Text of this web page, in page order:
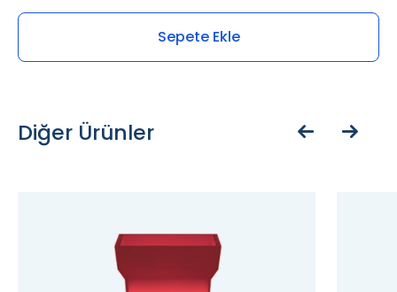
Sepete Ekle
Diğer Ürünler